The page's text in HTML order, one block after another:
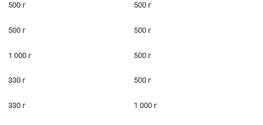
500 г 500 г
500 г 500 г
1 000 г 500 г
330 г 500 г
330 г 1 000 г